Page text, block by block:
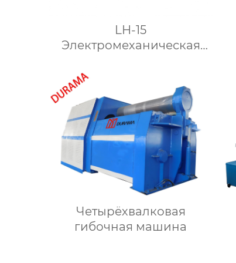
LH-15
Электромеханическая
Четырёхвалковая
гибочная машина